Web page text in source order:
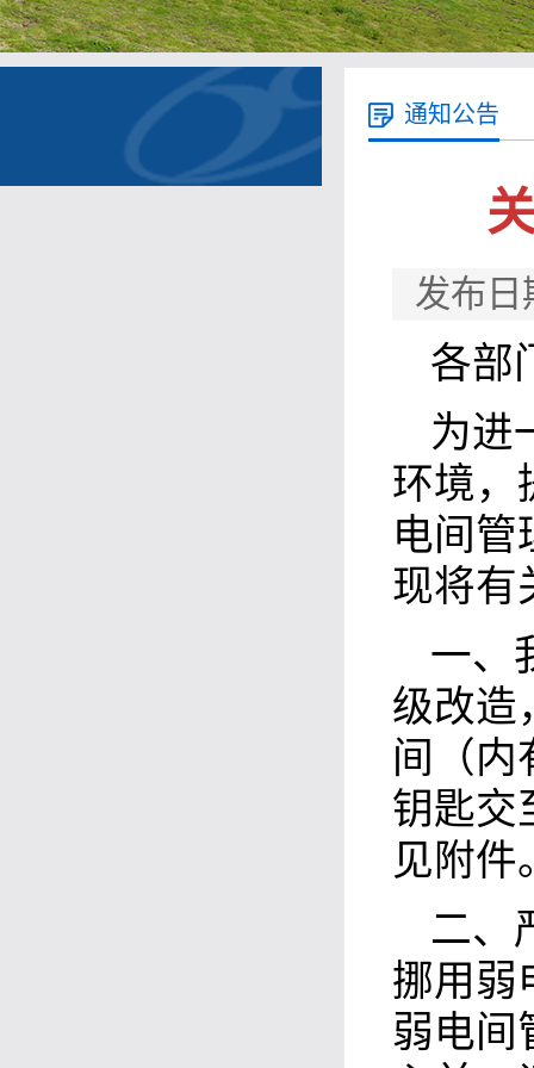
通知公告
发布
各部
为进
环境，
电间管
现将有
一、
级改造
间（内
钥匙交
见附件
二、
挪用弱
弱电间